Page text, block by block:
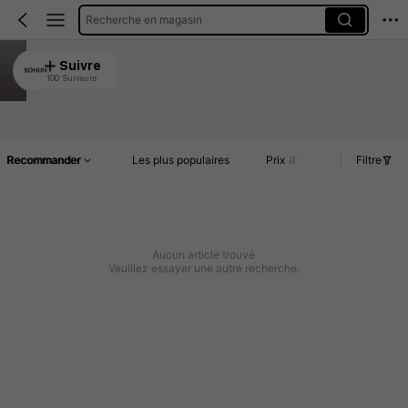
Recherche en magasin
SONUN
4.87
Suivre
100 Suiveurs
Recommander Les plus populaires Prix Filtre
Aucun article trouvé
Veuillez essayer une autre recherche.